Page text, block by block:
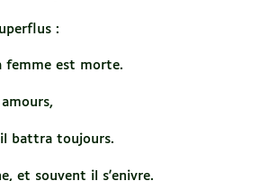
:
femme est morte.
battra toujours.
et souvent il s'enivre.